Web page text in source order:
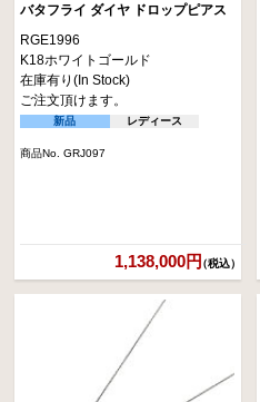
バタフライ ダイヤ ドロップピアス
RGE1996
K18ホワイトゴールド
在庫有り(In Stock)
ご注文頂けます。
新品 レディース
商品No. GRJ097
1,138,000円（税込）